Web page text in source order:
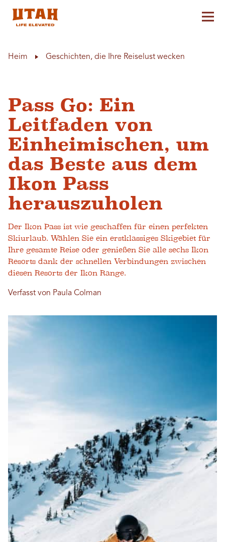
Heim Geschichten, die Ihre Reiselust wecken
Pass Go: Ein
Leitfaden von
Einheimischen, um
das Beste aus dem
Ikon Pass
herauszuholen
Der Ikon Pass ist wie geschaffen für einen perfekten
Skiurlaub. Wählen Sie ein erstklassiges Skigebiet für
Ihre gesamte Reise oder genießen Sie alle sechs Ikon
Resorts dank der schnellen Verbindungen zwischen
diesen Resorts der Ikon Range.
Verfasst von Paula Colman